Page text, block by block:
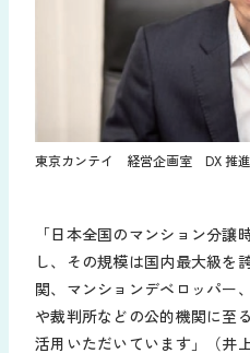
東京カンテイ 経営企画室 DX 推
「日本全国のマンション分
し、その規模は国内最大級を
関、マンションデベロッパー
や裁判所などの公的機関に至
活用いただいています」（井上